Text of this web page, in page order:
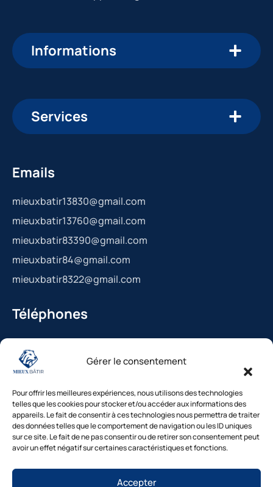
Gérer le consentement
Pour offrir les meilleures expériences, nous utilisons des technologies
telles que les cookies pour stocker et/ou accéder aux informations des
appareils. Le fait de consentir à ces technologies nous permettra de traiter
des données telles que le comportement de navigation ou les ID uniques
sur ce site. Le fait de ne pas consentir ou de retirer son consentement peut
avoir un effet négatif sur certaines caractéristiques et fonctions.
Accepter
Informations
Services
Emails
mieuxbatir13830@gmail.com
mieuxbatir13760@gmail.com
mieuxbatir83390@gmail.com
mieuxbatir84@gmail.com
mieuxbatir8322@gmail.com
Téléphones
La Bédoule : 04.42.36.29.99
St-Cannat : 04.42.36.29.99
Cavaillon : 04.84.85.88.94
Le Beausset : 04.94.38.22.19
Besoin d’un diagnostic ?